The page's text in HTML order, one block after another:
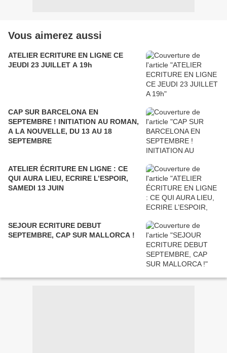
Vous aimerez aussi
ATELIER ECRITURE EN LIGNE CE
JEUDI 23 JUILLET A 19h
CAP SUR BARCELONA EN
SEPTEMBRE ! INITIATION AU ROMAN,
A LA NOUVELLE, DU 13 AU 18
SEPTEMBRE
ATELIER ÉCRITURE EN LIGNE : CE
QUI AURA LIEU, ECRIRE L’ESPOIR,
SAMEDI 13 JUIN
SEJOUR ECRITURE DEBUT
SEPTEMBRE, CAP SUR MALLORCA !